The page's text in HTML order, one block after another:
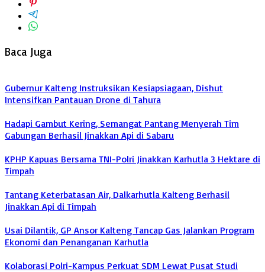
Baca Juga
Gubernur Kalteng Instruksikan Kesiapsiagaan, Dishut
Intensifkan Pantauan Drone di Tahura
Hadapi Gambut Kering, Semangat Pantang Menyerah Tim
Gabungan Berhasil Jinakkan Api di Sabaru
KPHP Kapuas Bersama TNI-Polri Jinakkan Karhutla 3 Hektare di
Timpah
Tantang Keterbatasan Air, Dalkarhutla Kalteng Berhasil
Jinakkan Api di Timpah
Usai Dilantik, GP Ansor Kalteng Tancap Gas Jalankan Program
Ekonomi dan Penanganan Karhutla
Kolaborasi Polri-Kampus Perkuat SDM Lewat Pusat Studi